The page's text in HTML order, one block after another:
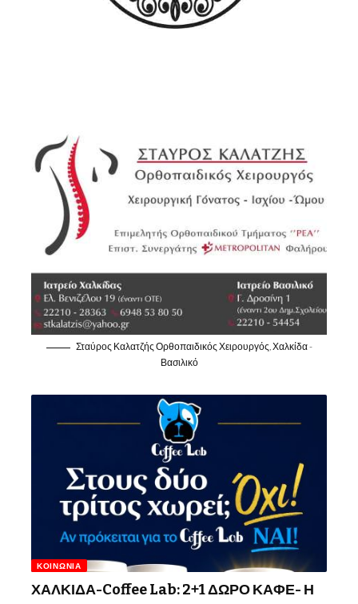
Σταύρος Καλατζής Ορθοπαιδικός Χειρουργός, Χαλκίδα -
Βασιλικό
ΚΟΙΝΩΝΊΑ
ΧΑΛΚΙΔΑ-Coffee Lab: 2+1 ΔΩΡΟ ΚΑΦΕ- Η